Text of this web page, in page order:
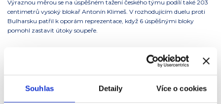
Souhlas Detaily Více o cookies
Výraznou měrou se na úspěšném tažení českého týmu podílí také 203
centimetrů vysoký blokař Antonín Klimeš. V rozhodujícím duelu proti
Bulharsku patřil k oporám reprezentace, když 6 úspěšnými bloky
pomohl zastavit útoky soupeře.
výběru je důkazem, že poctivá práce, vytrvalost a týmová spolupráce
mohou vést až mezi nejlepší mladé volejbalisty Evropy. Právě na těchto
hodnotách stojí také filozofie projektu FOSFA Sport, který pomáhá
mladým sportovcům růst nejen po výkonnostní, ale i lidské stránce.